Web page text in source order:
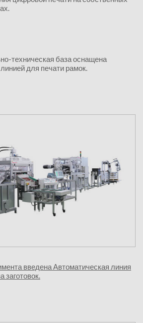
шрифт
техническая база оснащена
для печати рамок.
введена Автоматическая линия
заготовок.